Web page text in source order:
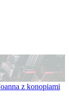
z konopiami